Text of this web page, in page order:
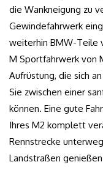
die Wankneigung zu
Gewindefahrwerk
weiterhin BMW-Teile
M Sportfahrwerk von
Aufrüstung, die sich
Sie zwischen einer
können. Eine gute
Ihres M2 komplett
Rennstrecke
Landstraßen